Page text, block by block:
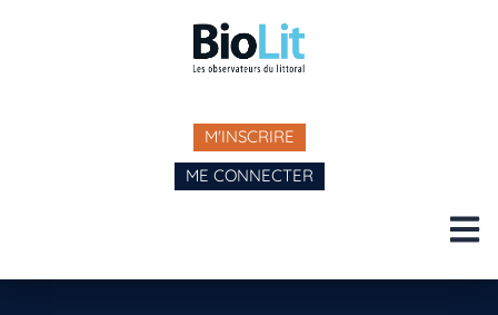
M'INSCRIRE
ME CONNECTER